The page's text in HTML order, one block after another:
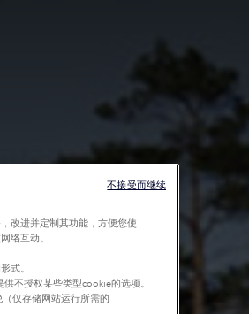
改进并定制其功能，方便您使
络互动。
式。
不授权某些类型cookie的选项。
仅存储网站运行所需的
不接受而继续